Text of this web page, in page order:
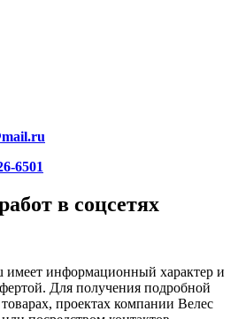
6501
в соцсетях
имеет информационный характер и
Для получения подробной
проектах компании Велес